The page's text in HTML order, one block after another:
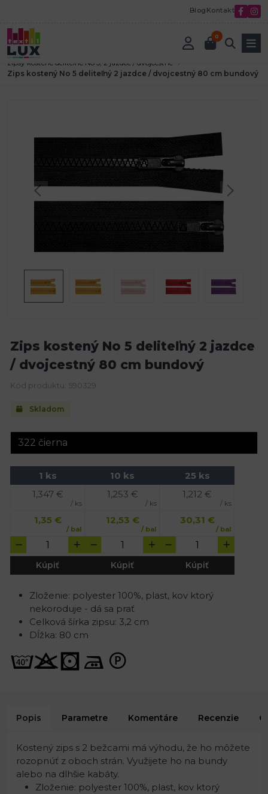
Blog Kontakt
0
Úvod
zipsy kostené deliteľné No 5; 2 jazdce / dvojcestné
Zips kostený No 5 deliteľný 2 jazdce / dvojcestný 80 cm bundový
Zips kostený No 5 deliteľný 2 jazdce
/ dvojcestný 80 cm bundový
Kód produktu: 590329
Skladom
1 ks
1,347 €
/ ks
1,35€
/ bal
Kúpiť
10 ks
1,253 €
/ ks
12,53 €
/ bal
Kúpiť
25 ks
1,212 €
/ ks
30,31 €
/ bal
Kúpiť
Zloženie: polyester 100%, plast, kov ktorý
nekoroduje - dá sa prať
Celková šírka zipsu: 3,2 cm
Dĺžka: 80 cm
Popis Parametre Komentáre Recenzie
Kostený zips s 2 bežcami má výhodu, že ho môžete
rozopnúť z oboch strán. Využijete ho na bundy
alebo na dlhšie kabáty.
Zloženie: polyester 100%, plast, kov ktorý